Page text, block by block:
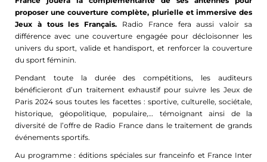
proposer une couverture complète, plurielle et immersive des
Jeux à tous les Français. Radio France fera aussi valoir sa
différence avec une couverture engagée pour décloisonner les
univers du sport, valide et handisport, et renforcer la couverture
du sport féminin.
Pendant toute la durée des compétitions, les auditeurs
bénéficieront d’un traitement exhaustif pour suivre les Jeux de
Paris 2024 sous toutes les facettes : sportive, culturelle, sociétale,
historique, géopolitique, populaire,… témoignant ainsi de la
diversité de l’offre de Radio France dans le traitement de grands
événements sportifs.
Au programme : éditions spéciales sur franceinfo et France Inter